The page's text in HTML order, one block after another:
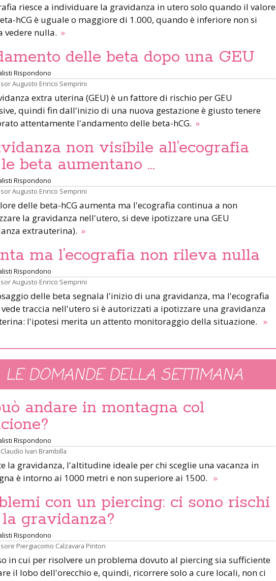
riesce a individuare la gravidanza in utero solo quando il valore
hCG è uguale o maggiore di 1.000, quando è inferiore non si
vedere nulla. »
delle beta dopo una GEU
Rispondono
Augusto Enrico Semprini
extra uterina (GEU) è un fattore di rischio per GEU
quindi fin dall'inizio di una nuova gestazione è giusto tenere
attentamente l'andamento delle beta-hCG. »
non visibile all’ecografia
beta aumentano …
Rispondono
Augusto Enrico Semprini
delle beta-hCG aumenta ma l'ecografia continua a non
la gravidanza nell'utero, si deve ipotizzare una GEU
extrauterina). »
ma l’ecografia non rileva nulla
Rispondono
Augusto Enrico Semprini
delle beta segnala l'inizio di una gravidanza, ma l'ecografia
vede traccia nell'utero si è autorizzati a ipotizzare una gravidanza
l'ipotesi merita un attento monitoraggio della situazione. »
LE DOMANDE DELLA SETTIMANA
andare in montagna col
Rispondono
Ivan Brambilla
la gravidanza, l'altitudine ideale per chi sceglie una vacanza in
è intorno ai 1000 metri e non superiore ai 1500. »
con un piercing: ci sono rischi
gravidanza?
Rispondono
Piergiacomo Calzavara Pinton
in cui per risolvere un problema dovuto al piercing sia sufficiente
il lobo dell'orecchio e, quindi, ricorrere solo a cure locali, non ci